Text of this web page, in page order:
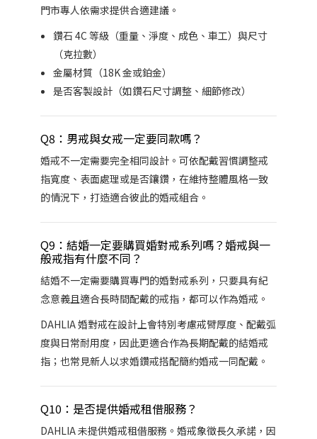
門市專人依需求提供合適建議。
鑽石 4C 等級（重量、淨度、成色、車工）與尺寸
（克拉數）
金屬材質（18K 金或鉑金）
是否客製設計（如鑽石尺寸調整、細節修改）
Q8：男戒與女戒一定要同款嗎？
婚戒不一定需要完全相同設計。可依配戴習慣調整戒
指寬度、表面處理或是否鑲鑽，在維持整體風格一致
的情況下，打造適合彼此的婚戒組合。
Q9：結婚一定要購買婚對戒系列嗎？婚戒與一
般戒指有什麼不同？
結婚不一定需要購買專門的婚對戒系列，只要具有紀
念意義且適合長時間配戴的戒指，都可以作為婚戒。
DAHLIA 婚對戒在設計上會特別考慮戒臂厚度、配戴弧
度與日常耐用度，因此更適合作為長期配戴的結婚戒
指；也常見新人以求婚鑽戒搭配簡約婚戒一同配戴。
Q10：是否提供婚戒租借服務？
DAHLIA 未提供婚戒租借服務。婚戒象徵長久承諾，因